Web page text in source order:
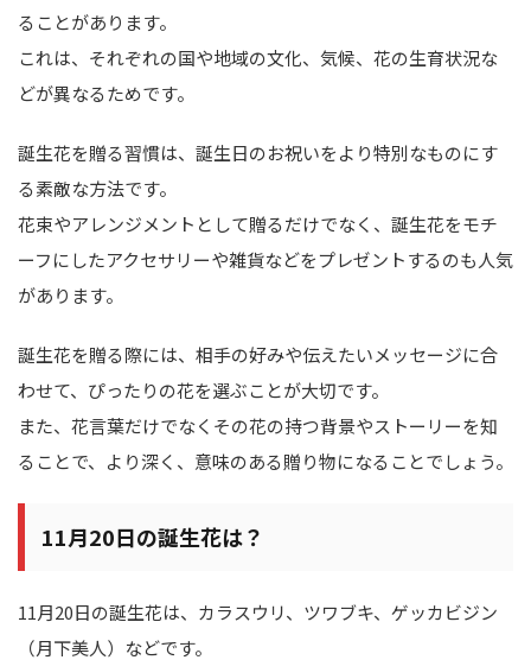
ることがあります。
これは、それぞれの国や地域の文化、気候、花の生育状況な
どが異なるためです。
誕生花を贈る習慣は、誕生日のお祝いをより特別なものにす
る素敵な方法です。
花束やアレンジメントとして贈るだけでなく、誕生花をモチ
ーフにしたアクセサリーや雑貨などをプレゼントするのも人気
があります。
誕生花を贈る際には、相手の好みや伝えたいメッセージに合
わせて、ぴったりの花を選ぶことが大切です。
また、花言葉だけでなくその花の持つ背景やストーリーを知
ることで、より深く、意味のある贈り物になることでしょう。
11月20日の誕生花は？
11月20日の誕生花は、カラスウリ、ツワブキ、ゲッカビジン
（月下美人）などです。